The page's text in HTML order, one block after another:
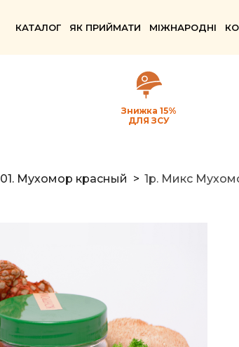
КАТАЛОГ ЯК ПРИЙМАТИ МІЖНАРОДНІ
Знижка 15%
ДЛЯ ЗСУ
01. Мухомор красный 1p. Микс